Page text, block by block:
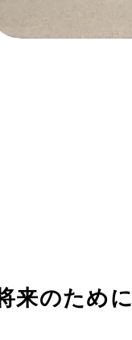
来のために